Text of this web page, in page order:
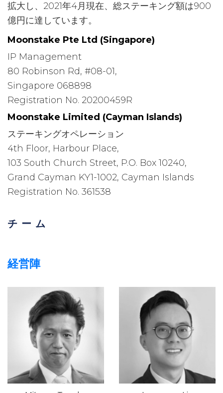
拡大し、2021年4月現在、総ステーキング額は900
億円に達しています。
Moonstake Pte Ltd (Singapore)
IP Management
80 Robinson Rd, #08-01,
Singapore 068898
Registration No. 20200459R
Moonstake Limited (Cayman Islands)
ステーキングオペレーション
4th Floor, Harbour Place,
103 South Church Street, P.O. Box 10240,
Grand Cayman KY1-1002, Cayman Islands
Registration No. 361538
チーム
経営陣